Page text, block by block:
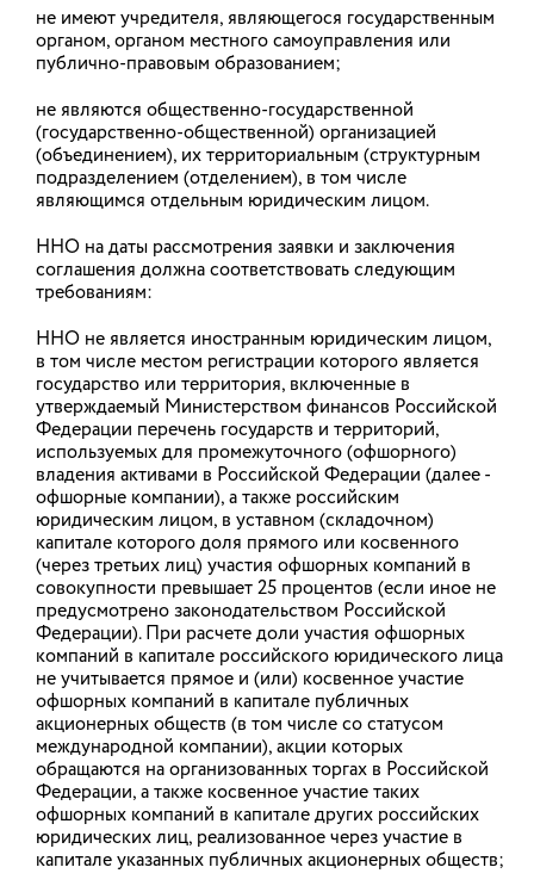
31.07.2026
В Ивановской области развивают
реабилитационные программы для
участников СВО и членов их семей
реабилитационный центр в Иванове разработал
ряд уникальных методик для реабилитации
участников и ветеранов СВО, включая выездные и
телемедицинские формы работы. На
центра признаны лучшими практиками в
номинации «Здоровье СВОих».
30.07.2026
Возникли трудности
при ведении бизнеса
в регионе?
Напишите, чтобы быстро
получить ответ
Написать
АКТУАЛЬНО
Департамент внутренней политики Ивановской области
объявляет отбор в 2026 году социально ориентированных
некоммерческих организаций Ивановской области для
не имеют учредителя, являющегося государственным
органом, органом местного самоуправления или
публично-правовым образованием;
не являются общественно-государственной
(государственно-общественной) организацией
(объединением), их территориальным (структурным
подразделением (отделением), в том числе
являющимся отдельным юридическим лицом.
ННО на даты рассмотрения заявки и заключения
соглашения должна соответствовать следующим
требованиям:
ННО не является иностранным юридическим лицом,
в том числе местом регистрации которого является
государство или территория, включенные в
утверждаемый Министерством финансов Российской
Федерации перечень государств и территорий,
используемых для промежуточного (офшорного)
владения активами в Российской Федерации (далее -
офшорные компании), а также российским
юридическим лицом, в уставном (складочном)
капитале которого доля прямого или косвенного
(через третьих лиц) участия офшорных компаний в
совокупности превышает 25 процентов (если иное не
предусмотрено законодательством Российской
Федерации). При расчете доли участия офшорных
компаний в капитале российского юридического лица
не учитывается прямое и (или) косвенное участие
офшорных компаний в капитале публичных
акционерных обществ (в том числе со статусом
международной компании), акции которых
обращаются на организованных торгах в Российской
Федерации, а также косвенное участие таких
офшорных компаний в капитале других российских
юридических лиц, реализованное через участие в
капитале указанных публичных акционерных обществ;